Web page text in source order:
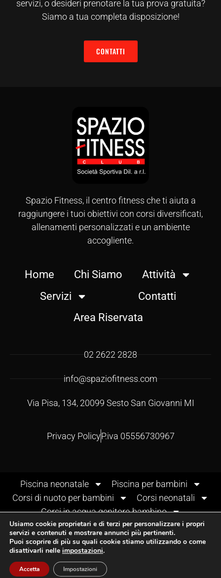
servizi, o desideri prenotare la tua prova gratuita?
Siamo a tua completa disposizione!
CONTATTI
Spazio Fitness, il centro fitness che ti aiuta a
raggiungere i tuoi obiettivi con corsi diversificati,
allenamenti personalizzati e un ambiente
accogliente.
Home Chi Siamo
Attività
Servizi
Contatti
Area Riservata
02 2622 2828
info@spaziofitness.com
Via Pisa, 134, 20099 Sesto San Giovanni MI
Privacy PolicyP.iva 05556730967
Piscina neonatale
Piscina per bambini
Corsi di nuoto per bambini
Corsi neonatali
Corsi in acqua genitore-bambino
PROVA GRATUITA
Sito CERTIFICATO
Usiamo cookie proprietari e di terzi per personalizzare i propri
servizi e contenuti e mostrare annunci più pertinenti.
Puoi scoprire di più su quali cookie stiamo utilizzando o come
disattivarli nelle impostazioni.
Accetta Impostazioni